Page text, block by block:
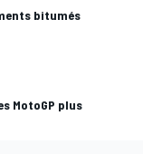
bitumés
MotoGP plus